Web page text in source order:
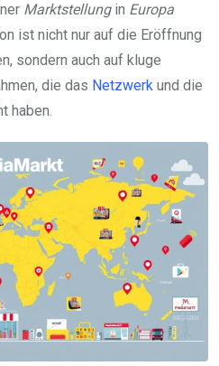
Marktstellungin Europa
ist nicht nur auf die Eröffnung
sondern auch auf kluge
die das Netzwerk und die
haben.